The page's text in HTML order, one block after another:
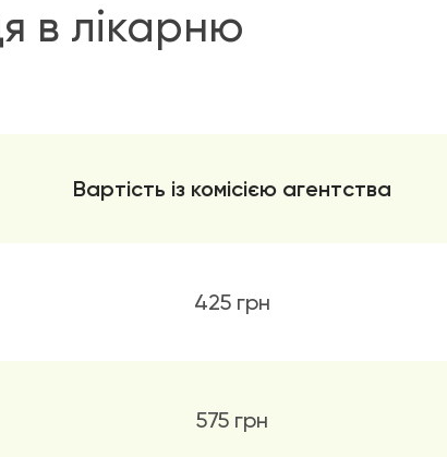
в лікарню
Вартість із комісією агентства
425 грн
575 грн